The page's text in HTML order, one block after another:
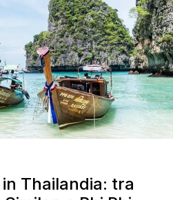
Thailandia: tra